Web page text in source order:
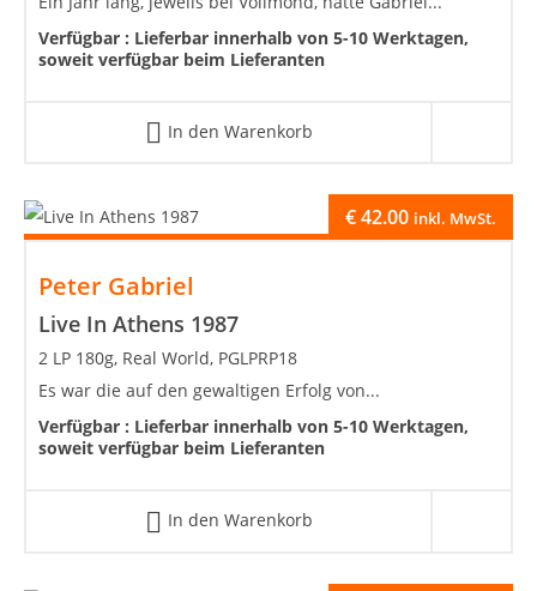
Verfügbar : Lieferbar innerhalb von 5-10 Werktagen,
soweit verfügbar beim Lieferanten
In den Warenkorb
Peter Gabriel
Live In Athens 1987
€42.00 inkl. MwSt.
2 LP 180g, Real World, PGLPRP18
Es war die auf den gewaltigen Erfolg von...
Verfügbar : Lieferbar innerhalb von 5-10 Werktagen,
soweit verfügbar beim Lieferanten
In den Warenkorb